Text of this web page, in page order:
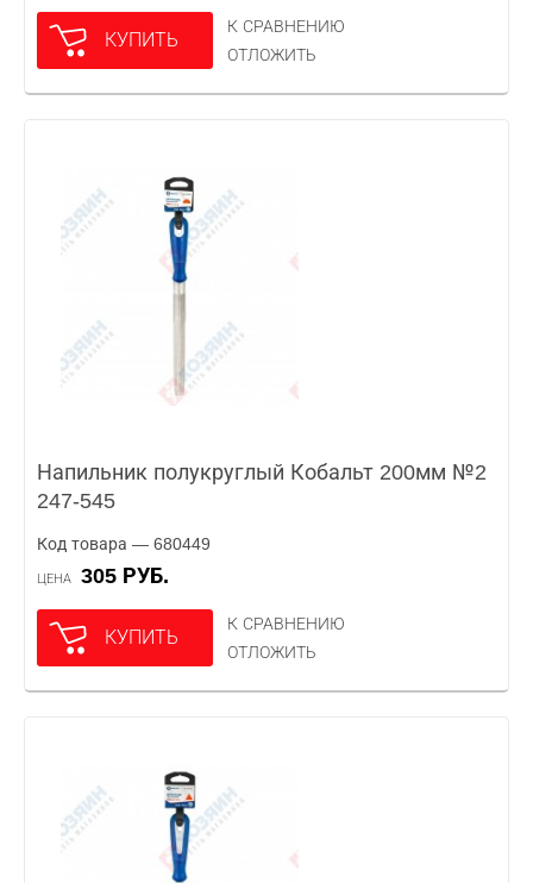
КУПИТЬ
К СРАВНЕНИЮ
ОТЛОЖИТЬ
Напильник полукруглый Кобальт 200мм №2
247-545
Код товара — 680449
ЦЕНА 305 РУБ.
КУПИТЬ
К СРАВНЕНИЮ
ОТЛОЖИТЬ